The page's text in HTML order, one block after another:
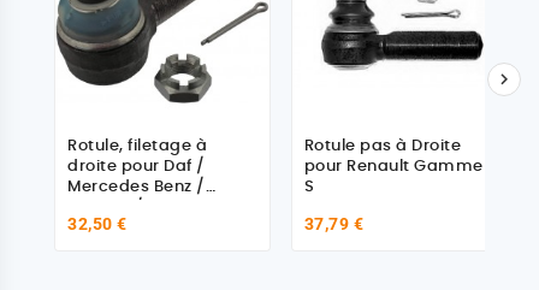
Rotule, filetage à
droite pour Daf /
Mercedes Benz /
32,50 €
Rotule pas à Droite
pour Renault Gamme
S
37,79 €
